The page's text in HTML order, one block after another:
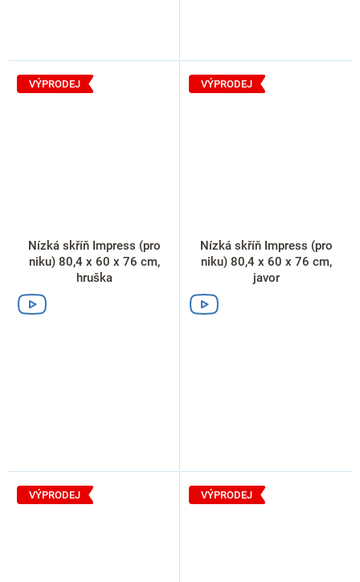
VÝPRODEJ
Nízká skříň Impress (pro
niku) 80,4 x 60 x 76 cm,
hruška
VÝPRODEJ
Nízká skříň Impress (pro
niku) 80,4 x 60 x 76 cm,
javor
VÝPRODEJ VÝPRODEJ